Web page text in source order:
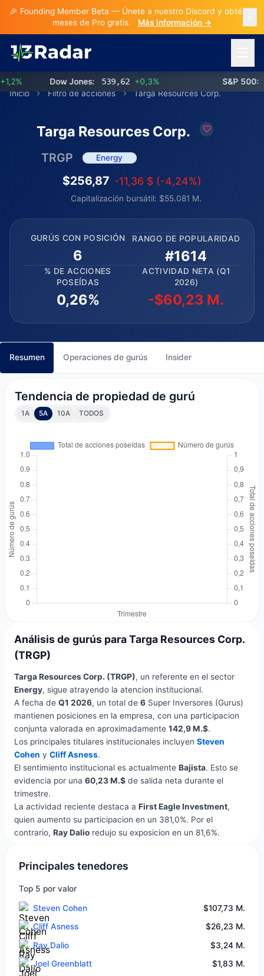
🎉 Founding Member Beta — Únete a nuestro Discord y obtén 3
meses de Pro gratis.
Más información →
Dow Jones: 539,62 +0,3% S&P 500:
Inicio
Filtro de acciones Targa Resources Corp.
Targa Resources Corp.
TRGP Energy
$256,87 -11,36 $ (-4,24%)
Capitalización bursátil: $55.081 M.
GURÚS CON POSICIÓN
6
RANGO DE POPULARIDAD
#1614
% DE ACCIONES
POSEÍDAS
0,26%
ACTIVIDAD NETA (Q1
2026)
-$60,23 M.
Resumen Operaciones de gurús Insider
Tendencia de propiedad de gurú
1A 5A 10A TODOS
Análisis de gurús para Targa Resources Corp.
(TRGP)
Targa Resources Corp. (TRGP), un referente en el sector
Energy, sigue atrayendo la atencion institucional.
A fecha de Q1 2026, un total de 6Super Inversores (Gurus)
mantienen posiciones en la empresa, con una participacion
conjunta valorada en aproximadamente 142,9 M.$.
Los principales titulares institucionales incluyen Steven
Cohen y Cliff Asness.
El sentimiento institucional es actualmente Bajista. Esto se
evidencia por una 60,23 M.$de salida neta durante el
trimestre.
La actividad reciente destaca a First Eagle Investment,
quien aumento su participacion en un 381,0%. Por el
contrario, Ray Dalioredujo su exposicion en un 81,6%.
Principales tenedores
Top 5 por valor
Steven Cohen
$107,73 M.
Cliff Asness
$26,23 M.
Ray Dalio
$3,24 M.
Joel Greenblatt
$1,83 M.